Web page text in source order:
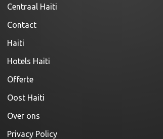
Centraal Haiti
Contact
Haiti
Hotels Haiti
Offerte
Oost Haiti
Over ons
Privacy Policy